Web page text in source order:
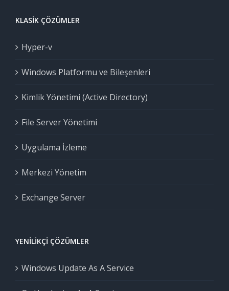
KLASIK ÇÖZÜMLER
Hyper-v
Windows Platformu ve Bileşenleri
Kimlik Yönetimi (Active Directory)
File Server Yönetimi
Uygulama İzleme
Merkezi Yönetim
Exchange Server
YENILIKÇI ÇÖZÜMLER
Windows Update As A Service